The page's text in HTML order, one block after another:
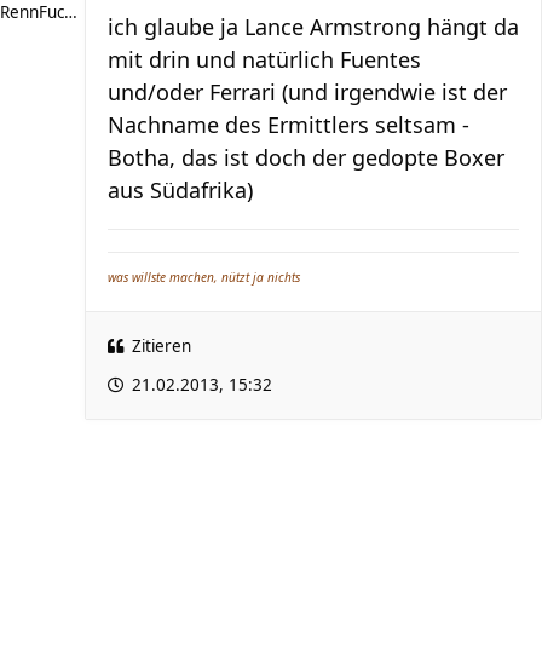
RennFuchs
ich glaube ja Lance Armstrong hängt da
mit drin und natürlich Fuentes
und/oder Ferrari (und irgendwie ist der
Nachname des Ermittlers seltsam -
Botha, das ist doch der gedopte Boxer
aus Südafrika)
was willste machen, nützt ja nichts
Zitieren
21.02.2013, 15:32